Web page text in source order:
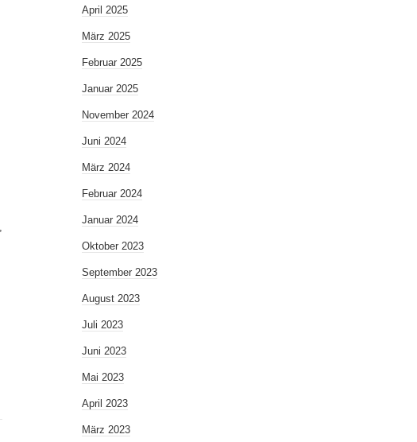
April 2025
März 2025
Februar 2025
Januar 2025
November 2024
Juni 2024
März 2024
Februar 2024
Januar 2024
Oktober 2023
September 2023
August 2023
Juli 2023
Juni 2023
Mai 2023
April 2023
März 2023